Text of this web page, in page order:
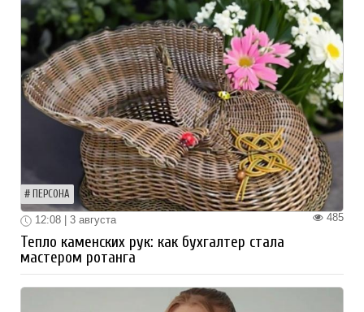
ПЕРСОНА
485
12:08 | 3 августа
Тепло каменских рук: как бухгалтер стала
мастером ротанга